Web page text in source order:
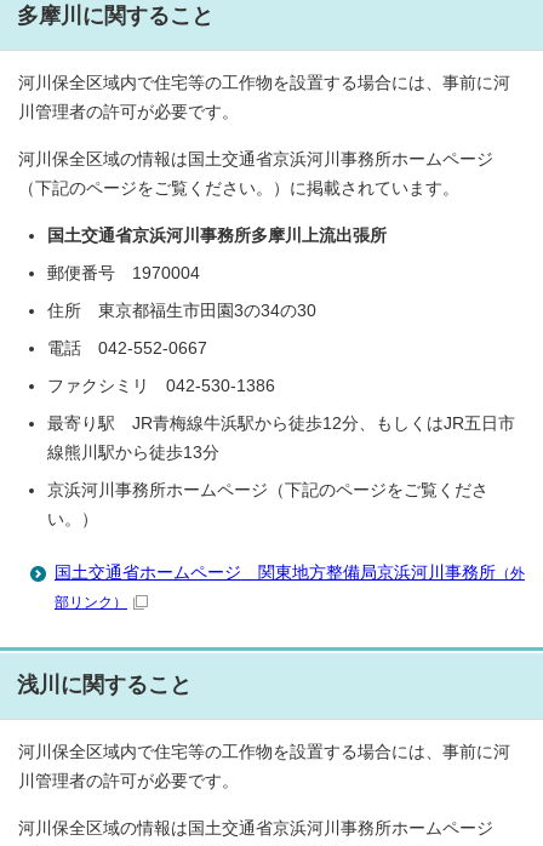
多摩川に関すること
河川保全区域内で住宅等の工作物を設置する場合には、事前に河
川管理者の許可が必要です。
河川保全区域の情報は国土交通省京浜河川事務所ホームページ
（下記のページをご覧ください。）に掲載されています。
国土交通省京浜河川事務所多摩川上流出張所
郵便番号 1970004
住所 東京都福生市田園3の34の30
電話 042-552-0667
ファクシミリ 042-530-1386
最寄り駅 JR青梅線牛浜駅から徒歩12分、もしくはJR五日市
線熊川駅から徒歩13分
京浜河川事務所ホームページ（下記のページをご覧くださ
い。）
国土交通省ホームページ 関東地方整備局京浜河川事務所 （外
部リンク）
浅川に関すること
河川保全区域内で住宅等の工作物を設置する場合には、事前に河
川管理者の許可が必要です。
河川保全区域の情報は国土交通省京浜河川事務所ホームページ